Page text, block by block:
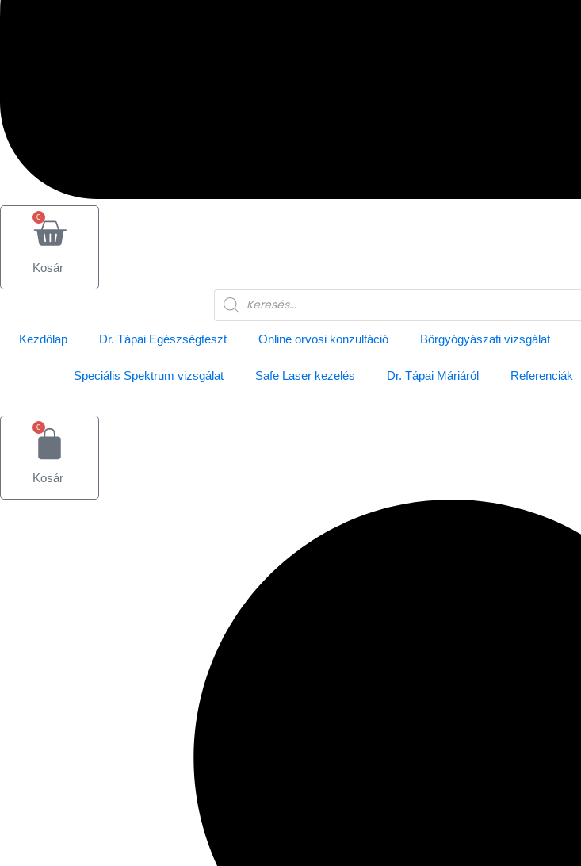
0
Kosár
Products
search
Kezdőlap Dr. Tápai Egészségteszt Online orvosi konzultáció Bőrgyógyászati vizsgálat
Speciális Spektrum vizsgálat Safe Laser kezelés Dr. Tápai Máriáról Referenciák
0
Kosár